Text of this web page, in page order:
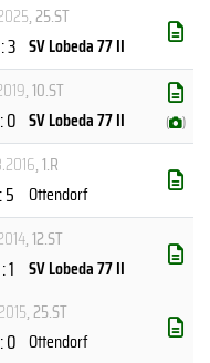
, 25.ST
3 SV Lobeda 77 II
, 10.ST
0 SV Lobeda 77 II ( )
, 1.R
5 Ottendorf
, 12.ST
1 SV Lobeda 77 II
, 25.ST
0 Ottendorf